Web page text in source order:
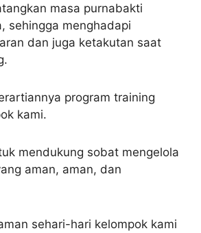
masa purnabakti
sehingga menghadapi
dan juga ketakutan saat
program training
kami.
mendukung sobat mengelola
aman, aman, dan
sehari-hari kelompok kami